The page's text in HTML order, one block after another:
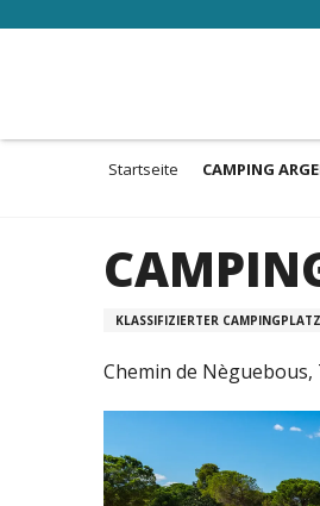
Startseite CAMPING
KLASSIFIZIERTER CAMPINGPLATZ
Chemin de